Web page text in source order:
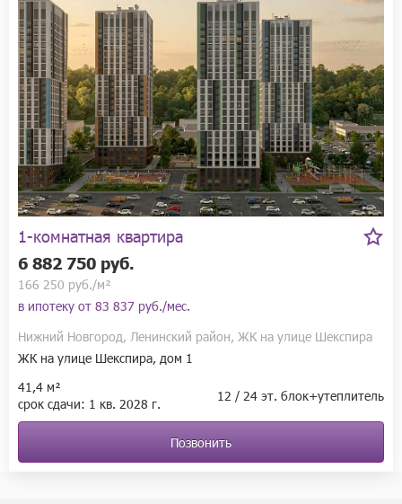
1-комнатная квартира
6 882 750 руб.
166 250 руб./м²
в ипотеку от 83 837 руб./мес.
Нижний Новгород, Ленинский район, ЖК на улице Шекспира
ЖК на улице Шекспира, дом 1
41,4 м²
срок сдачи: 1 кв. 2028 г. 12 / 24 эт. блок+утеплитель
Позвонить